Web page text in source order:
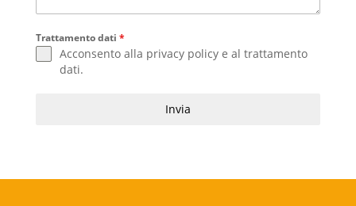
Trattamento dati *
Acconsento alla privacy policye al trattamento
dati.
Invia